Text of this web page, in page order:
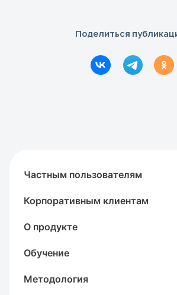
Поделиться
Частным пользователям
Корпоративным клиентам
О продукте
Обучение
Методология